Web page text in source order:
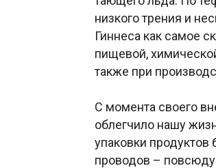
низкого трения и
Гиннеса как самое
пищевой,
также при
С момента своего
облегчило нашу
упаковки продуктов
проводов –